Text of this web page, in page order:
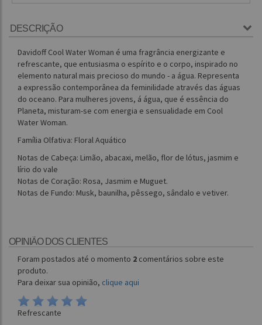
DESCRIÇÃO
Davidoff Cool Water Woman é uma fragrância energizante e
refrescante, que entusiasma o espírito e o corpo, inspirado no
elemento natural mais precioso do mundo - a água. Representa
a expressão contemporânea da feminilidade através das águas
do oceano. Para mulheres jovens, á água, que é essência do
Planeta, misturam-se com energia e sensualidade em Cool
Water Woman.
Família Olfativa: Floral Aquático
Notas de Cabeça: Limão, abacaxi, melão, flor de lótus, jasmim e
lírio do vale
Notas de Coração: Rosa, Jasmim e Muguet.
Notas de Fundo: Musk, baunilha, pêssego, sândalo e vetiver.
OPINIÃO DOS CLIENTES
Foram postados até o momento 2 comentários sobre este
produto.
Para deixar sua opinião, clique aqui
Refrescante